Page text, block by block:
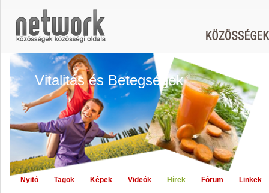
Vitalitás és Betegségek
Nyitó Tagok Képek Videók Hírek Fórum Linkek